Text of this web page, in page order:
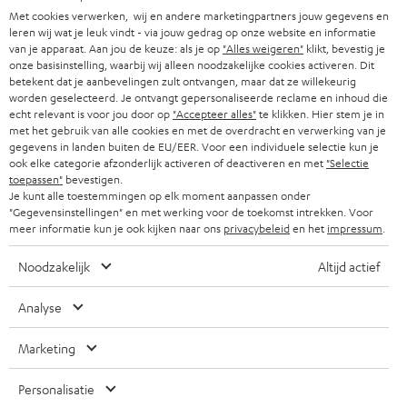
s
b
r
i
e
f
SMART HOME
BLUETOOTH
KOPTELEFOONS
BLUETOOTH KOPTELEFOONS
COMPLETE SETS
SPEAKERS
IN-EAR
FANSHOP
NIEUWKOMERS
B2B
PARTNERPROGRAMMA
BLOG
NEWSLETTER
STORES
TEUFEL VOORDELEN
TEUFEL STORY
MANAGEMENT
DUURZAAMHEID
OOSTENRIJK
ZWITSERLAND
NEDERLAND
BELGIË
FRANKRIJK
POLEN
SPANJE
'Kennelijke' (typ)fouten voorbehouden. De op de foto's afgebeelde
accessoires zijn niet bij de levering inbegrepen. Eventuele
verwijderingskosten voor batterijen zijn bij de prijs inbegrepen.
Met cookies verwerken, wij en andere marketingpartners jouw gegevens en
leren wij wat je leuk vindt - via jouw gedrag op onze website en informatie
van je apparaat. Aan jou de keuze: als je op "Alles weigeren" klikt, bevestig je
onze basisinstelling, waarbij wij alleen noodzakelijke cookies activeren. Dit
betekent dat je aanbevelingen zult ontvangen, maar dat ze willekeurig
worden geselecteerd. Je ontvangt gepersonaliseerde reclame en inhoud die
echt relevant is voor jou door op "Accepteer alles"te klikken. Hier stem je in
met het gebruik van alle cookies en met de overdracht en verwerking van je
gegevens in landen buiten de EU/EER. Voor een individuele selectie kun je
ook elke categorie afzonderlijk activeren of deactiveren en met "Selectie
toepassen" bevestigen.
Je kunt alle toestemmingen op elk moment aanpassen onder
"Gegevensinstellingen" en met werking voor de toekomst intrekken. Voor
meer informatie kun je ook kijken naar ons privacybeleiden het impressum
Noodzakelijk Altijd actief
Analyse
Marketing
Personalisatie